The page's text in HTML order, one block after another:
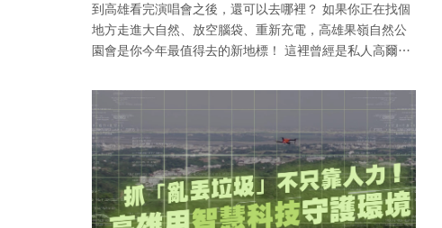
到高雄看完演唱會之後，還可以去哪裡？ 如果你正在找個
地方走進大自然、放空腦袋、重新充電，高雄果嶺自然公
園會是你今年最值得去的新地標！ 這裡曾經是私人高爾夫